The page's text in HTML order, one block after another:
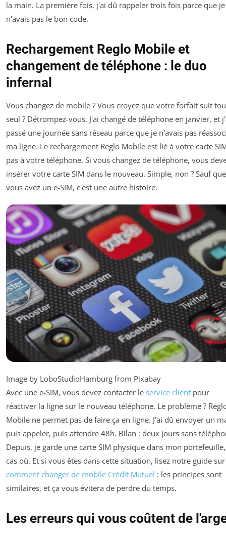
la main. La première fois, j'ai dû rappeler trois fois parce que je
n'avais pas le bon code.
Rechargement Reglo Mobile et
changement de téléphone : le duo
infernal
Vous changez de mobile ? Vous croyez que votre forfait suit
seul ? Détrompez-vous. J'ai changé de téléphone en janvier, et
passé une journée sans réseau parce que je n'avais pas
ma ligne. Le rechargement Reglo Mobile est lié à votre carte
pas à votre téléphone. Si vous changez de téléphone, vous
insérer votre carte SIM dans le nouveau. Simple, non ? Sauf
vous avez un e-SIM, c'est une autre histoire.
Image by LoboStudioHamburg from Pixabay
Avec une e-SIM, vous devez contacter le service client pour
réactiver la ligne sur le nouveau téléphone. Le problème ?
Mobile ne permet pas de faire ça en ligne. J'ai dû envoyer un
puis appeler, puis attendre 48h. Bilan : deux jours sans
Depuis, je garde une carte SIM physique dans mon
cas où. Et si vous êtes dans cette situation, lisez notre guide sur
comment changer de mobile Crédit Mutuel : les principes sont
similaires, et ça vous évitera de perdre du temps.
Les erreurs qui vous coûtent de